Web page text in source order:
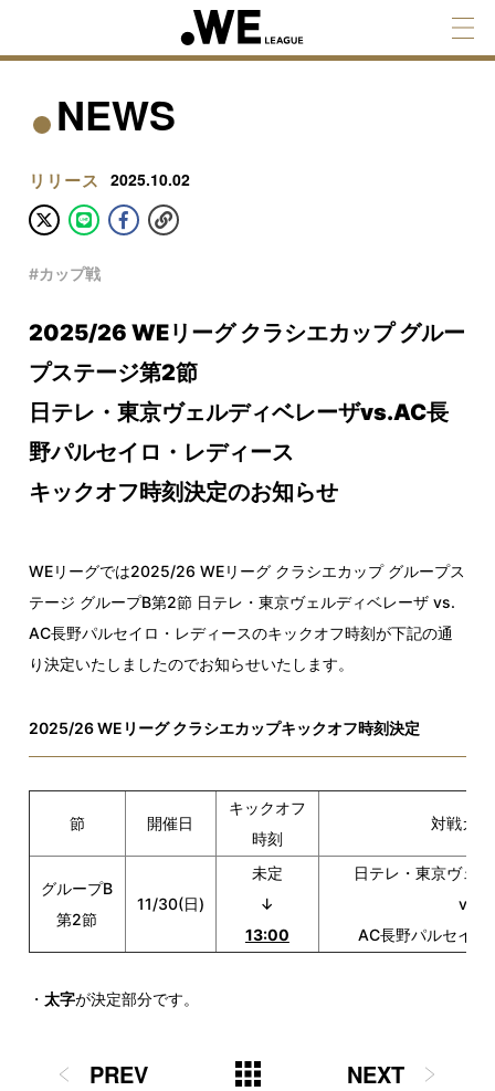
NEWS
リリース 2025.10.02
#カップ戦
2025/26 WEリーグ クラシエカップ グルー
プステージ第2節
日テレ・東京ヴェルディベレーザvs.AC長
野パルセイロ・レディース
キックオフ時刻決定のお知らせ
WEリーグでは2025/26 WEリーグ クラシエカップ グループス
テージ グループB第2節 日テレ・東京ヴェルディベレーザ vs.
AC長野パルセイロ・レディースのキックオフ時刻が下記の通
り決定いたしましたのでお知らせいたします。
2025/26 WEリーグ クラシエカップキックオフ時刻決定
節 開催日
キックオフ
時刻
対戦カ
グループB
第2節
11/30(日)
未定
↓
13:00
日テレ・東京ヴェ
vs.
AC長野パルセイロ
・ 太字が決定部分です。
PREV NEXT